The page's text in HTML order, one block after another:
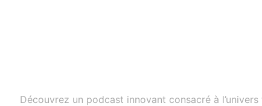
Découvrez un podcast innovant consacré à